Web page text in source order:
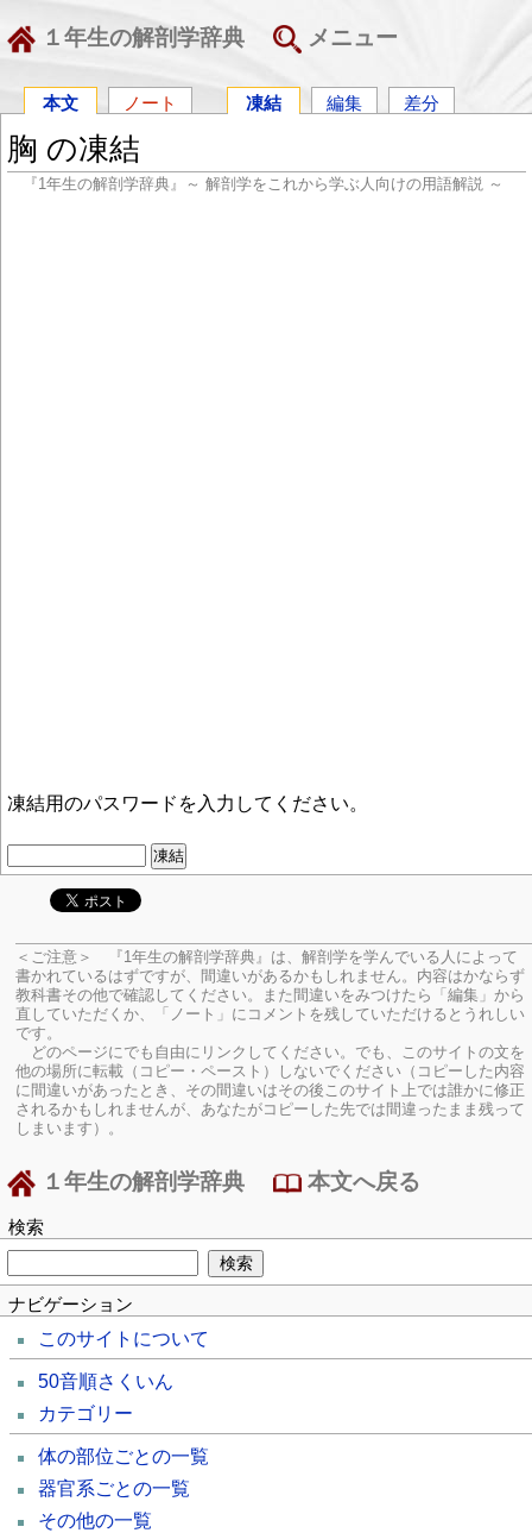
１年生の解剖学辞典 メニュー
本文 ノート 凍結 編集 差分
胸 の凍結
『1年生の解剖学辞典』～ 解剖学をこれから学ぶ人向けの用語解説 ～
凍結用のパスワードを入力してください。
＜ご注意＞ 『1年生の解剖学辞典』は、解剖学を学んでいる人によって
書かれているはずですが、間違いがあるかもしれません。内容はかならず
教科書その他で確認してください。
また間違いをみつけたら「編集」から
直していただくか、「ノート」にコメントを残していただけるとうれしい
です。
どのページにでも自由にリンクしてください。でも、このサイトの文を
他の場所に転載（コピー・ペースト）しないでください（コピーした内容
に間違いがあったとき、その間違いはその後このサイト上では誰かに修正
されるかもしれませんが、あなたがコピーした先では間違ったまま残って
しまいます）。
１年生の解剖学辞典 本文へ戻る
検索
ナビゲーション
このサイトについて
50音順さくいん
カテゴリー
体の部位ごとの一覧
器官系ごとの一覧
その他の一覧